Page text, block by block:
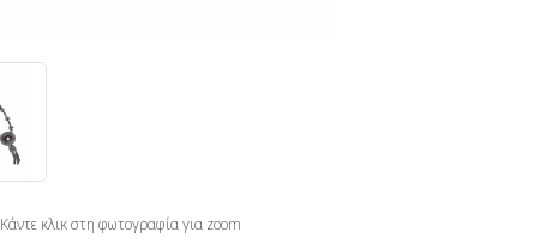
Κάντε κλικ στη φωτογραφία για zoom